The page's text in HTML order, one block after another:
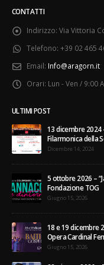
CONTATTI
Indirizzo: Via Vittoria
Telefono: +39 02 465
Email: Info@aragorn.it
Orari: Lun - Ven / 9:00
ULTIMI POST
13 dicembre 2024
Filarmonica della
Dicembre 14, 2024
5 ottobre 2026 –
Fondazione TOG
Giugno 15, 2026
18 e 19 dicembre
Opera Cardinal
Giugno 15, 2026